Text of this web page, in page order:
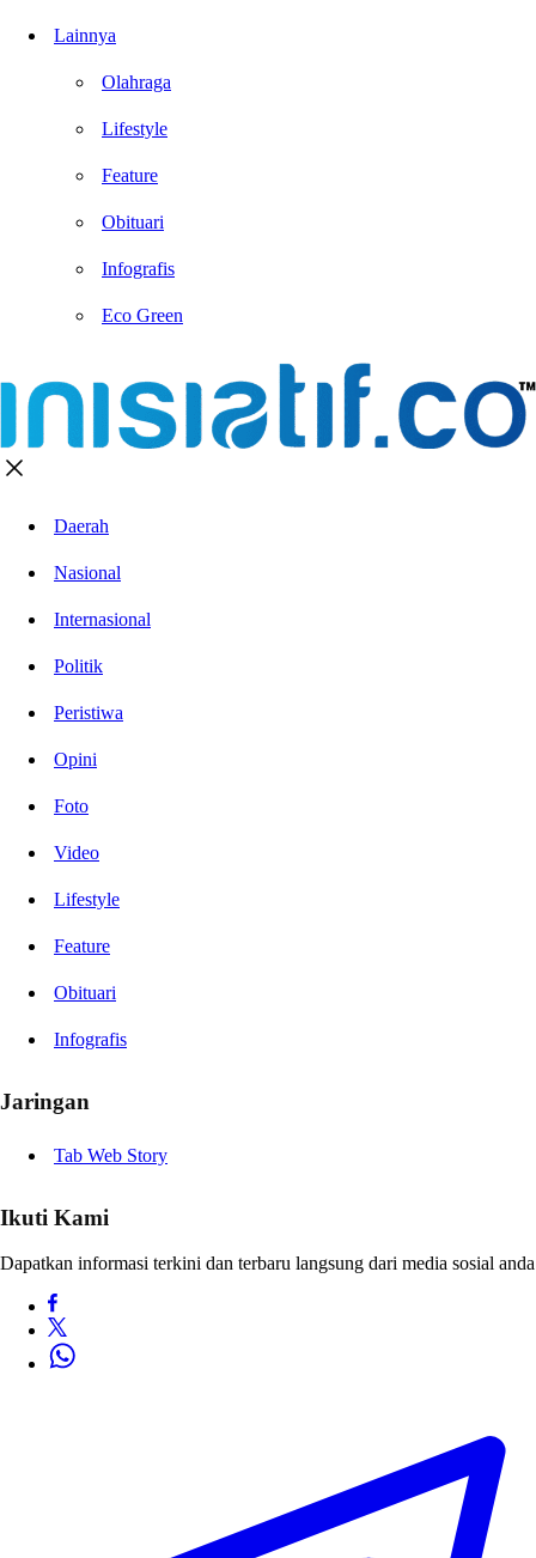
Lainnya
Olahraga
Lifestyle
Feature
Obituari
Infografis
Eco Green
Daerah
Nasional
Internasional
Politik
Peristiwa
Opini
Foto
Video
Lifestyle
Feature
Obituari
Infografis
Jaringan
Tab Web Story
Ikuti Kami
Dapatkan informasi terkini dan terbaru langsung dari media sosial anda